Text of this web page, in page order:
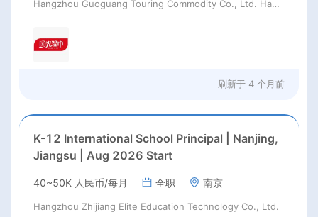
Hangzhou Guoguang Touring Commodity Co., Ltd. Hangzhou Guoguang Touring Commodity Co., Ltd.
刷新于 4 个月前
K-12 International School Principal | Nanjing,
Jiangsu | Aug 2026 Start
40~50K 人民币/每月 全职 南京
Hangzhou Zhijiang Elite Education Technology Co., Ltd.